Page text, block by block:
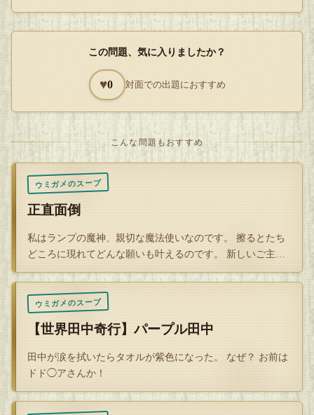
思いがけず、ギャグをやり続けることで肩こりが治って以前
※半分実話です。
— ネタっぽいようで多少実話要素あり。
Q
この問題、気に入りましたか？
♥0 対面での出題におすすめ
こんな問題もおすすめ
ウミガメのスープ
正直面倒
私はランプの魔神、親切な魔法使いなのです。 擦るとたち
どころに現れてどんな願いも叶えるのです。 新しいご主人
様のアラジン…
ウミガメのスープ
【世界田中奇行】パープル田中
田中が涙を拭いたらタオルが紫色になった。 なぜ？ お前は
ドド◯アさんか！